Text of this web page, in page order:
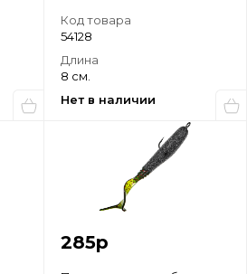
Код товара
54128
Длина
8 см.
Нет в наличии
285р